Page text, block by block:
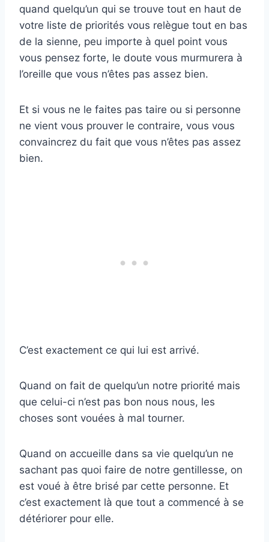
quand quelqu’un qui se trouve tout en haut de
votre liste de priorités vous relègue tout en bas
de la sienne, peu importe à quel point vous
vous pensez forte, le doute vous murmurera à
l’oreille que vous n’êtes pas assez bien.
Et si vous ne le faites pas taire ou si personne
ne vient vous prouver le contraire, vous vous
convaincrez du fait que vous n’êtes pas assez
bien.
C’est exactement ce qui lui est arrivé.
Quand on fait de quelqu’un notre priorité mais
que celui-ci n’est pas bon nous nous, les
choses sont vouées à mal tourner.
Quand on accueille dans sa vie quelqu’un ne
sachant pas quoi faire de notre gentillesse, on
est voué à être brisé par cette personne. Et
c’est exactement là que tout a commencé à se
détériorer pour elle.